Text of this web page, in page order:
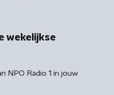
wekelijkse
NPO Radio 1 in jouw